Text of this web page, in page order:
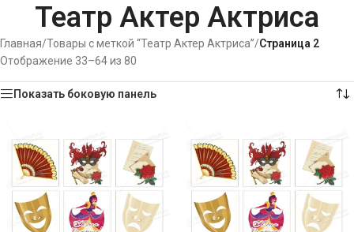
Театр Актер Актриса
Главная/Товары с меткой “Театр Актер Актриса”/Страница 2
Отображение 33–64 из 80
Показать боковую панель